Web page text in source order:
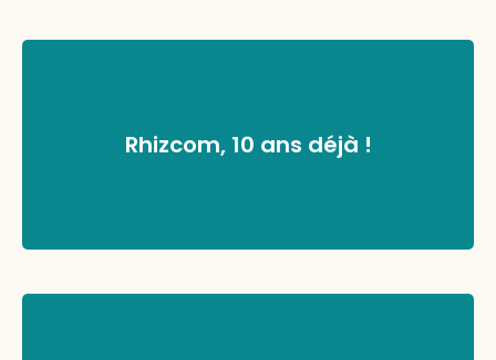
Rhizcom, 10 ans déjà !